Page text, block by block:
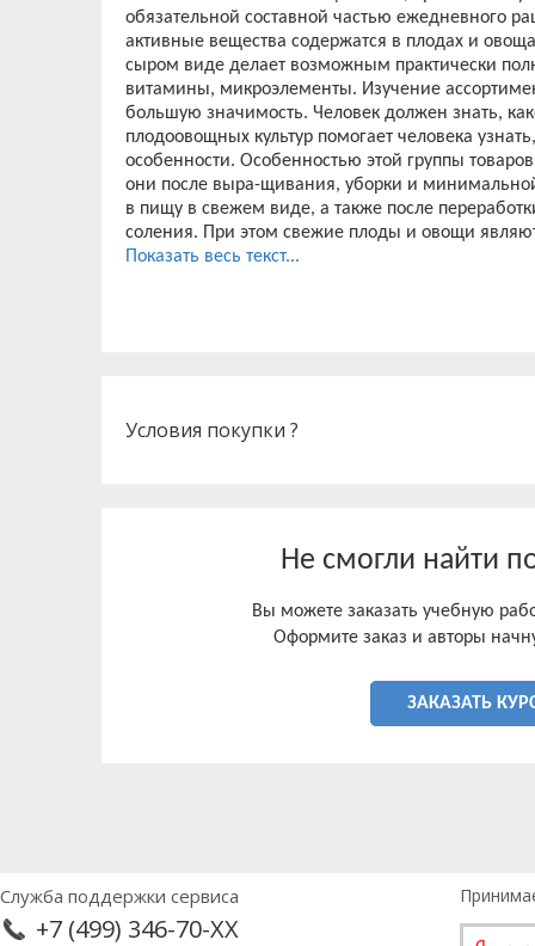
обязательной составной частью ежедневного
активные вещества содержатся в плодах и
сыром виде делает возможным практически
витамины, микроэлементы. Изучение
большую значимость. Человек должен знать,
плодоовощных культур помогает человека
особенности. Особенностью этой группы
они после выра-щивания, уборки и
в пищу в свежем виде, а также после
соления. При этом свежие плоды и овощи
уникальной, неизменной ферментативной
-исследовать упаковку и маркировку;
-исследовать качество овощных консервов;
Показать весь текст...
Условия покупки ?
Не смогли найти
Вы можете заказать учебную
Оформите заказ и авторы
ЗАКАЗАТЬ
Служба поддержки сервиса
+7 (499) 346-70-XX